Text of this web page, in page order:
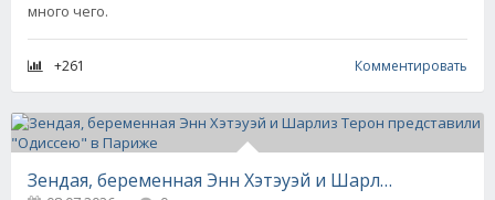
много чего.
+261 Комментировать
Зендая, беременная Энн Хэтэуэй и Шарлиз Терон представили "Одиссею" в Париже